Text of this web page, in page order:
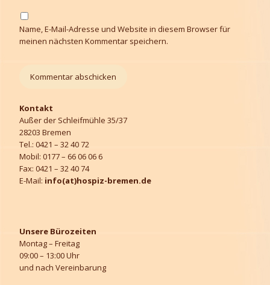
Name, E-Mail-Adresse und Website in diesem Browser für
meinen nächsten Kommentar speichern.
Kontakt
Außer der Schleifmühle 35/37
28203 Bremen
Tel.: 0421 – 32 40 72
Mobil: 0177 – 66 06 06 6
Fax: 0421 – 32 40 74
E-Mail: info(at)hospiz-bremen.de
Unsere Bürozeiten
Montag – Freitag
09:00 – 13:00 Uhr
und nach Vereinbarung